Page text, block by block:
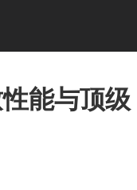
能与顶级